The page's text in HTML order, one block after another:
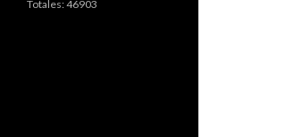
Totales: 46903